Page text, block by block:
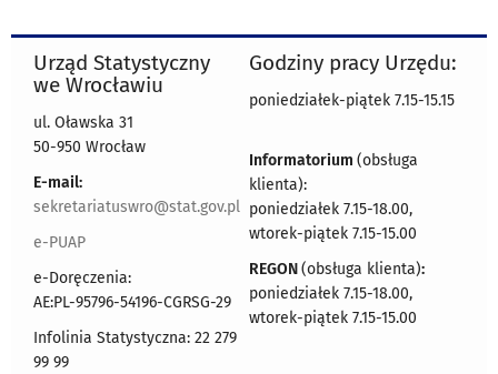
Urząd Statystyczny
we Wrocławiu
ul. Oławska 31
50-950 Wrocław
E-mail:
sekretariatuswro@stat.gov.pl
e-PUAP
e-Doręczenia:
AE:PL-95796-54196-CGRSG-29
Infolinia Statystyczna: 22 279
99 99
Godziny pracy Urzędu:
poniedziałek-piątek 7.15-15.15
Informatorium (obsługa
klienta):
poniedziałek 7.15-18.00,
wtorek-piątek 7.15-15.00
REGON(obsługa klienta):
poniedziałek 7.15-18.00,
wtorek-piątek 7.15-15.00